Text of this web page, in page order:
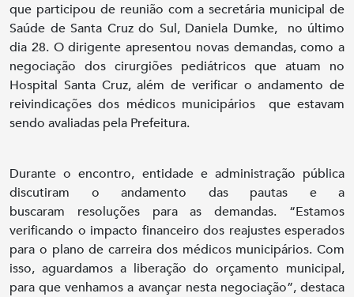
que participou de reunião com a secretária municipal de
Saúde de Santa Cruz do Sul, Daniela Dumke, no último
dia 28. O dirigente apresentou novas demandas, como a
negociação dos cirurgiões pediátricos que atuam no
Hospital Santa Cruz, além de verificar o andamento de
reivindicações dos médicos municipários que estavam
sendo avaliadas pela Prefeitura.
Durante o encontro, entidade e administração pública
discutiram o andamento das pautas e a
buscaram resoluções para as demandas. “Estamos
verificando o impacto financeiro dos reajustes esperados
para o plano de carreira dos médicos municipários. Com
isso, aguardamos a liberação do orçamento municipal,
para que venhamos a avançar nesta negociação”, destaca